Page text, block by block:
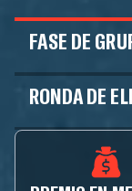
FASE DE
RONDA DE